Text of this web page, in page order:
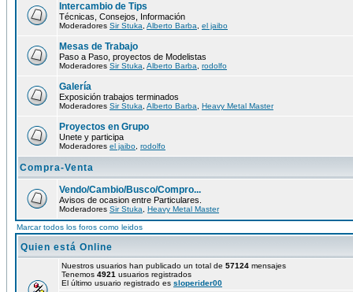
Intercambio de Tips
Técnicas, Consejos, Información
Moderadores Sir Stuka Alberto Barba el jaibo
Mesas de Trabajo
Paso a Paso, proyectos de Modelistas
Moderadores Sir Stuka Alberto Barba rodolfo
Galería
Exposición trabajos terminados
Moderadores Sir Stuka Alberto Barba Heavy Metal Master
Proyectos en Grupo
Unete y participa
Moderadores el jaibo rodolfo
Compra-Venta
Vendo/Cambio/Busco/Compro...
Avisos de ocasion entre Particulares.
Moderadores Sir Stuka Heavy Metal Master
Marcar todos los foros como leidos
Quien está Online
Nuestros usuarios han publicado un total de 57124 mensajes
Tenemos 4921 usuarios registrados
El último usuario registrado es sloperider00